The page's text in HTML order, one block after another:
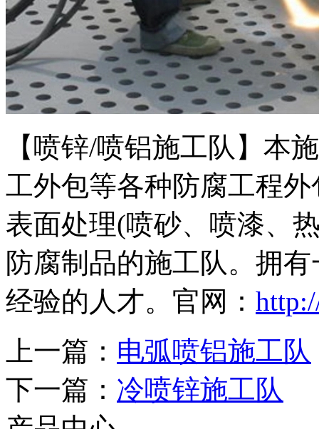
【喷锌/喷铝施工队】本
工外包等各种防腐工程
表面处理(喷砂、喷漆、
防腐制品的施工队。拥
经验的人才。官网：
上一篇： 电弧喷铝施工队
下一篇： 冷喷锌施工队